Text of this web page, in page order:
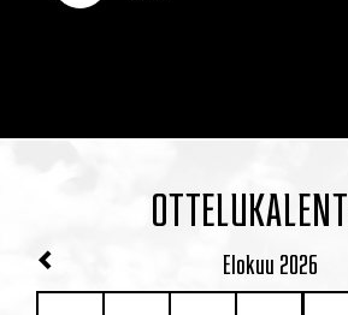
Elokuu 2026